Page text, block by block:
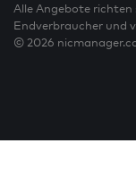
Alle Angebote
Endverbraucher und
© 2026